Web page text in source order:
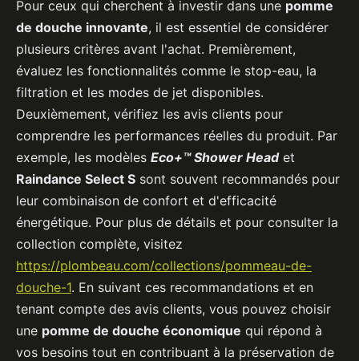
Pour ceux qui cherchent à investir dans une pomme
de douche innovante, il est essentiel de considérer
plusieurs critères avant l'achat. Premièrement,
évaluez les fonctionnalités comme le stop-eau, la
filtration et les modes de jet disponibles.
Deuxièmement, vérifiez les avis clients pour
comprendre les performances réelles du produit. Par
exemple, les modèles Eco+™ Shower Headet
Raindance Select S sont souvent recommandés pour
leur combinaison de confort et d'efficacité
énergétique. Pour plus de détails et pour consulter la
collection complète, visitez
https://plombeau.com/collections/pommeau-de-
douche-1. En suivant ces recommandations et en
tenant compte des avis clients, vous pouvez choisir
une pomme de douche économique qui répond à
vos besoins tout en contribuant à la préservation de